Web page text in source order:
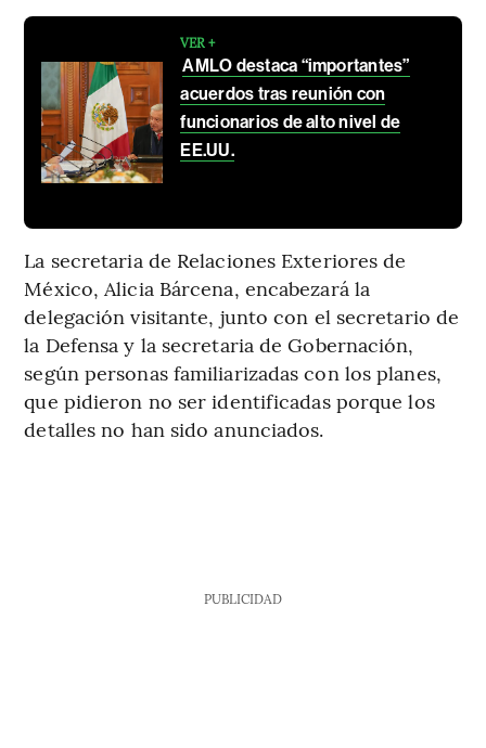
VER +
AMLO destaca “importantes”
acuerdos tras reunión con
funcionarios de alto nivel de
EE.UU.
La secretaria de Relaciones Exteriores de
México, Alicia Bárcena, encabezará la
delegación visitante, junto con el secretario de
la Defensa y la secretaria de Gobernación,
según personas familiarizadas con los planes,
que pidieron no ser identificadas porque los
detalles no han sido anunciados.
PUBLICIDAD